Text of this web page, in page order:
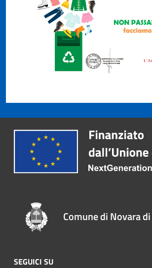
Comune di Novara
SEGUICI SU